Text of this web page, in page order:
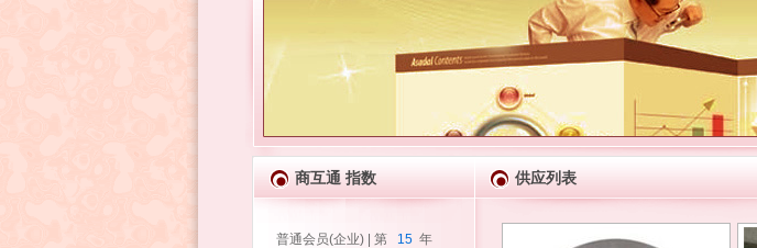
商互通 指数 供应列表
普通会员(企业) | 第 15年